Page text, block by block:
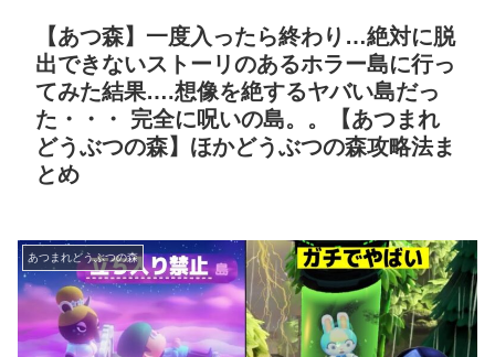
【あつ森】一度入ったら終わり…絶対に脱
出できないストーリのあるホラー島に行っ
てみた結果….想像を絶するヤバい島だっ
た・・・ 完全に呪いの島。。【あつまれ
どうぶつの森】ほかどうぶつの森攻略法ま
とめ
あつまれどうぶつの森